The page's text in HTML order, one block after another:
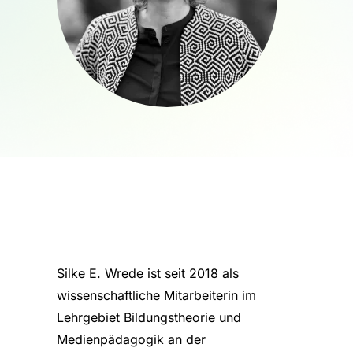
Silke E. Wrede ist seit 2018 als
wissenschaftliche Mitarbeiterin im
Lehrgebiet Bildungstheorie und
Medienpädagogik an der